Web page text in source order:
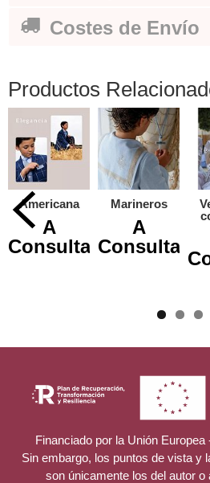
Costes de Envío
Productos
Americana
A
Consultar
Marineros
A
Consultar
Financiado por la Unión
Sin embargo, los puntos de vista y
son únicamente los del autor o